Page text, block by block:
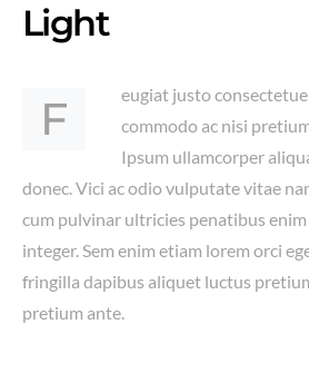
Light
F
eugiat justo
commodo ac nisi
Ipsum ullamcorper
donec. Vici ac odio vulputate vitae
cum pulvinar ultricies penatibus
integer. Sem enim etiam lorem orci
fringilla dapibus aliquet luctus
pretium ante.